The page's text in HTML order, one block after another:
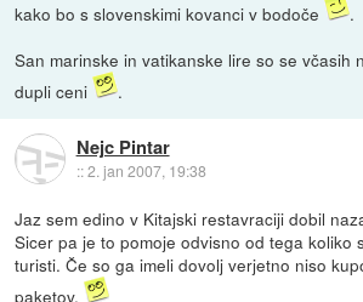
kako bo s slovenskimi kovanci v bodoče
.
San marinske in vatikanske lire so se včasih
dupli ceni
.
Nejc Pintar
::2. jan 2007, 19:38
Jaz sem edino v Kitajski restavraciji dobil
Sicer pa je to pomoje odvisno od tega koliko
turisti. Če so ga imeli dovolj verjetno niso
paketov.